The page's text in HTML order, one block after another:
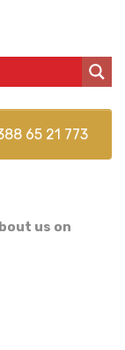
65 21 773
us on